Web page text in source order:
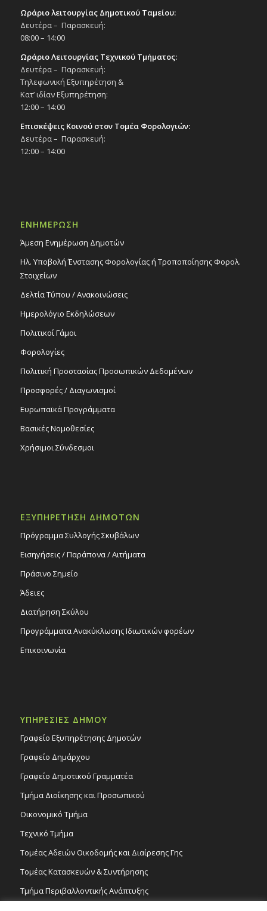
Ωράριο λειτουργίας Δημοτικού Ταμείου:
Δευτέρα – Παρασκευή:
08:00 – 14:00
Ωράριο Λειτουργίας Τεχνικού Τμήματος:
Δευτέρα – Παρασκευή:
Τηλεφωνική Εξυπηρέτηση &
Κατ’ ιδίαν Εξυπηρέτηση:
12:00 – 14:00
Επισκέψεις Κοινού στον Τομέα Φορολογιών:
Δευτέρα – Παρασκευή:
12:00 – 14:00
ΕΝΗΜΕΡΩΣΗ
Άμεση Ενημέρωση Δημοτών
Ηλ. Υποβολή Ένστασης Φορολογίας ή Τροποποίησης Φορολ.
Στοιχείων
Δελτία Τύπου / Ανακοινώσεις
Ημερολόγιο Εκδηλώσεων
Πολιτικοί Γάμοι
Φορολογίες
Πολιτική Προστασίας Προσωπικών Δεδομένων
Προσφορές / Διαγωνισμοί
Ευρωπαϊκά Προγράμματα
Βασικές Νομοθεσίες
Χρήσιμοι Σύνδεσμοι
ΕΞΥΠΗΡΕΤΗΣΗ ΔΗΜΟΤΩΝ
Πρόγραμμα Συλλογής Σκυβάλων
Εισηγήσεις / Παράπονα / Αιτήματα
Πράσινο Σημείο
Άδειες
Διατήρηση Σκύλου
Προγράμματα Ανακύκλωσης Ιδιωτικών φορέων
Επικοινωνία
ΥΠΗΡΕΣΙΕΣ ΔΗΜΟΥ
Γραφείο Εξυπηρέτησης Δημοτών
Γραφείο Δημάρχου
Γραφείο Δημοτικού Γραμματέα
Τμήμα Διοίκησης και Προσωπικού
Οικονομικό Τμήμα
Τεχνικό Τμήμα
Τομέας Αδειών Οικοδομής και Διαίρεσης Γης
Τομέας Κατασκευών & Συντήρησης
Τμήμα Περιβαλλοντικής Ανάπτυξης